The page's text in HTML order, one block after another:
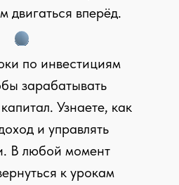
двигаться вперёд.
по инвестициям
зарабатывать
Узнаете, как
и управлять
В любой момент
к урокам